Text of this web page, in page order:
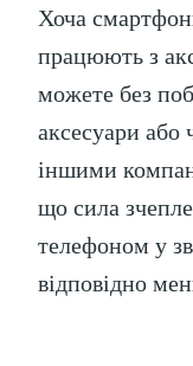
Хоча
працюють з
можете без
аксесуари або
іншими
що сила
телефоном у
відповідно